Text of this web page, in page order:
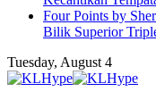
Four Points by
Bilik Superior
Tuesday, August 4